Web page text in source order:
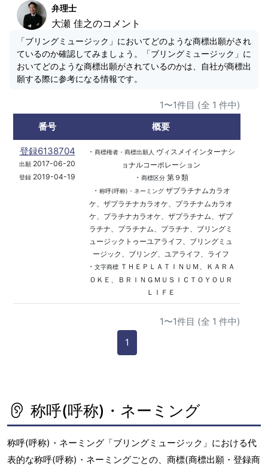
弁理士
大瀬 佳之のコメント
「ブリングミュージック」においてどのような商標出願がされ
ているのか確認してみましょう。「ブリングミュージック」に
おいてどのような商標出願がされているのかは、自社が商標出
願する際に参考になる情報です。
1〜1件目 (全 1 件中)
番号
概要
登録6138704
出願 2017-06-20
登録 2019-04-19
・ 商標権者・商標出願人
ヴィスメイインターナシ
ョナルコーポレーション
・ 商標区分第９類
・ 称呼(呼称)・ネーミングザプラチナムカラオ
ケ、ザプラチナカラオケ、プラチナムカラオ
ケ、プラチナカラオケ、ザプラチナム、ザプ
ラチナ、プラチナム、プラチナ、ブリングミ
ュージックトゥーユアライフ、ブリングミュ
ージック、ブリング、ユアライフ、ライフ
・ 文字商標ＴＨＥＰＬＡＴＩＮＵＭ、ＫＡＲＡ
ＯＫＥ、ＢＲＩＮＧＭＵＳＩＣＴＯＹＯＵＲ
ＬＩＦＥ
1〜1件目 (全 1 件中)
1
称呼(呼称)・ネーミング
称呼(呼称)・ネーミング「ブリングミュージック」における代
表的な称呼(呼称)・ネーミングごとの、商標(商標出願・登録商